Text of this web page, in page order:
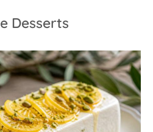
Desserts